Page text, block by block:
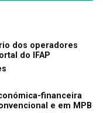
dos operadores
do IFAP
financeira
e em MPB